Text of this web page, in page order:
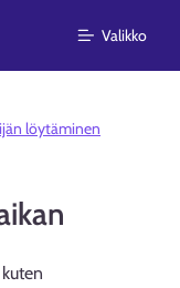
Valikko
löytäminen